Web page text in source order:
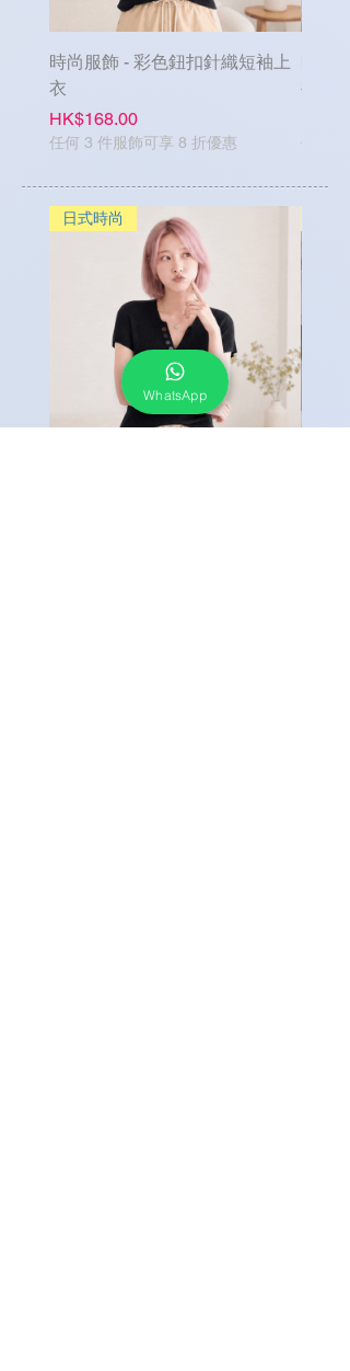
時尚服飾 - 彩色鈕扣針織短袖上
衣
Price
HK$168.00
任何 3 件服飾可享 8 折優惠
褲
任何 3
日式時尚
WhatsApp